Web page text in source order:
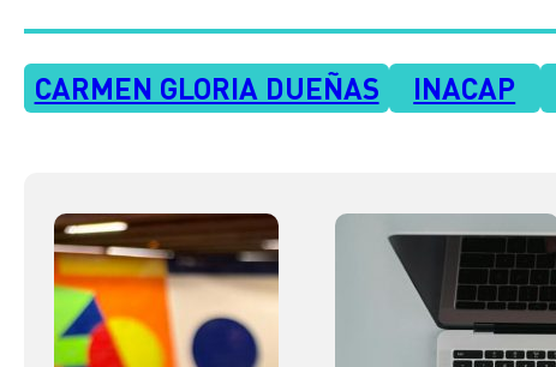
CARMEN GLORIA DUEÑAS INACAP